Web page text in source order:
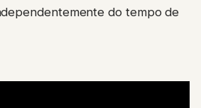
do tempo de